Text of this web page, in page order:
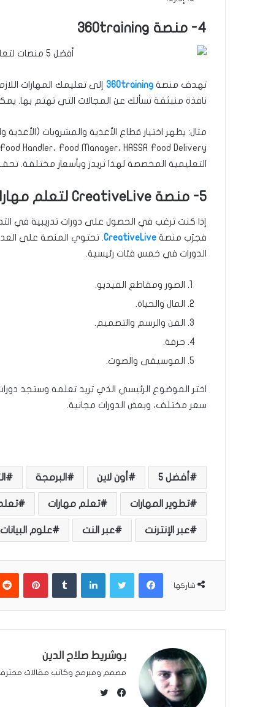
4- منصة 360training
تهدف منصة 360training إلى تعليمك المهارات
نافذة منبثقة تسألك عن المجالات التي تهتم بها.
مثال: يظهر اختيار قطاع الأغذية والمشروبات
التعليمية المخصصة لهذا ثريدز وبأسعار مختلفة.
5- منصة CreativeLive لتعلم مهارات فنية جديدة
إذا كنت ترغب في الحصول على دورات تدريبية في
فجرّب منصة CreativeLive. تحتوي المنصة على
الدورات في خمس فئات رئيسية.
الصور ومقاطع الفيديو.
المال والحياة.
الفن والرسم والتصميم.
حرفة.
الموسيقى والصوت.
اختر الموضوع الرئيسي الذي تريد تعلمه وستجد
سعر مختلف، وبعض الدورات مجانية.
أفضل 5 أون لاين البرمجة
تطوير المهارات تعلم مهارات
عبر الإنترنت عبر النت علوم البيانات
شاركها
فيسبوك لينكدإن بينتيريست
بوشريط صلاح الدين
مصمم ومبرمج وكاتب مقالات